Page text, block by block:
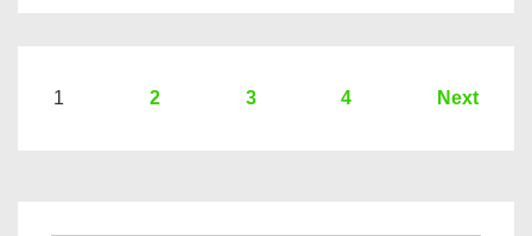
HierSeitennummerierung
1 2 3 4 Next